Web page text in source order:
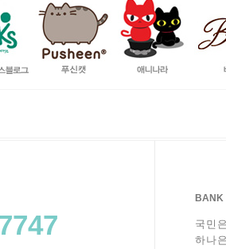
BANK
국민
하나